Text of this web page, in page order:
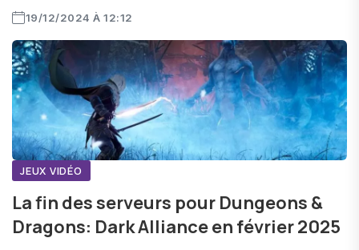
19/12/2024 À 12:12
JEUX VIDÉO
La fin des serveurs pour Dungeons &
Dragons: Dark Alliance en février 2025